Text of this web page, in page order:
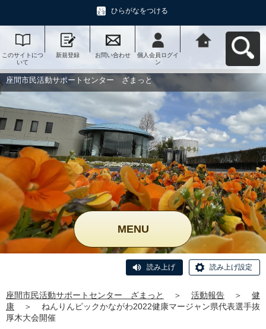
ひらがなをつける
このサイトにつ
いて
新規登録 お問い合わせ
個人会員ログイ
ン
ー ざまっとへ
座間市民活動サポートセンター ざまっと
MENU
読み上げ 読み上げ設定
座間市民活動サポートセンター ざまっと ＞ 活動報告 ＞
健
康
＞
ねんりんピックかながわ2022健康マージャン県代表選手抜
厚木大会開催